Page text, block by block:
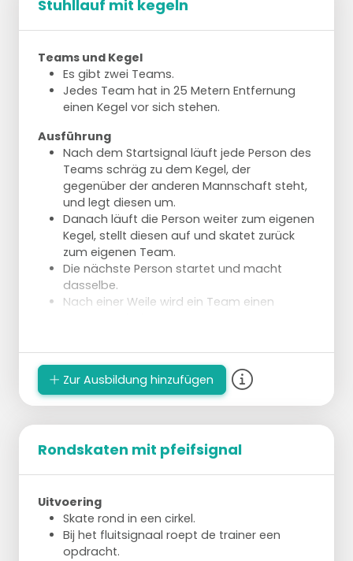
Stuhllauf mit kegeln
Teams und Kegel
Es gibt zwei Teams.
Jedes Team hat in 25 Metern Entfernung
einen Kegel vor sich stehen.
Ausführung
Nach dem Startsignal läuft jede Person des
Teams schräg zu dem Kegel, der
gegenüber der anderen Mannschaft steht,
und legt diesen um.
Danach läuft die Person weiter zum eigenen
Kegel, stellt diesen auf und skatet zurück
zum eigenen Team.
Die nächste Person startet und macht
dasselbe.
Nach einer Weile wird ein Team einen
Kegel erreichst und dieser noch steht,
erhältst du einen Punkt.
Das Team mit den meisten Punkten
gewinnt.
Zur Ausbildung hinzufügen
Rondskaten mit pfeifsignal
Uitvoering
Skate rond in een cirkel.
Bij het fluitsignaal roept de trainer een
opdracht.